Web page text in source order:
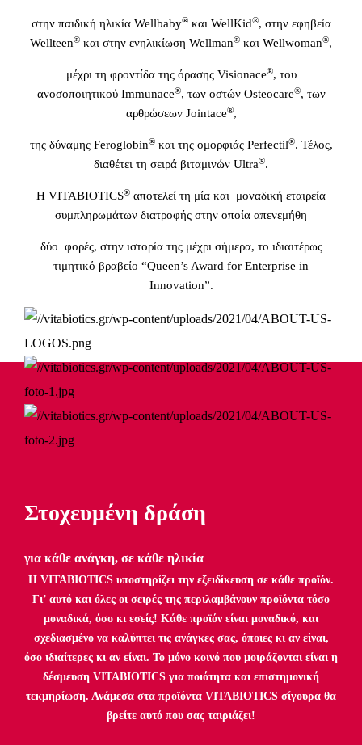
στην παιδική ηλικία Wellbaby®και WellKid®, στην εφηβεία
Wellteen® και στην ενηλικίωση Wellman® και Wellwoman®,
μέχρι τη φροντίδα της όρασης Visionace®, του
ανοσοποιητικού Ιmmunace®, των οστών Osteocare®, των
αρθρώσεων Jointace®,
της δύναμης Feroglobin®και της ομορφιάς Perfectil®. Τέλος,
διαθέτει τη σειρά βιταμινών Ultra®.
H VITABIOTICS® αποτελεί τη μία και μοναδική εταιρεία
συμπληρωμάτων διατροφής στην οποία απενεμήθη
δύο φορές, στην ιστορία της μέχρι σήμερα, το ιδιαιτέρως
τιμητικό βραβείο “Queen’s Award for Enterprise in
Innovation”.
Στοχευμένη δράση
για κάθε ανάγκη, σε κάθε ηλικία
Η VITABIOTICS υποστηρίζει την εξειδίκευση σε κάθε προϊόν.
Γι’ αυτό και όλες οι σειρές της περιλαμβάνουν προϊόντα τόσο
μοναδικά, όσο κι εσείς! Κάθε προϊόν είναι μοναδικό, και
σχεδιασμένο να καλύπτει τις ανάγκες σας, όποιες κι αν είναι,
όσο ιδιαίτερες κι αν είναι. Το μόνο κοινό που μοιράζονται είναι η
δέσμευση VITABIOTICS για ποιότητα και επιστημονική
τεκμηρίωση. Ανάμεσα στα προϊόντα VITABIOTICS σίγουρα θα
βρείτε αυτό που σας ταιριάζει!